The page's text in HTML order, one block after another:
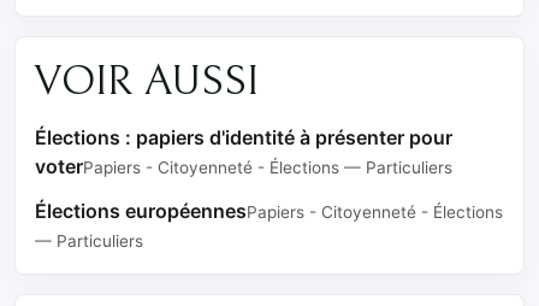
VOIR AUSSI
Élections : papiers d'identité à présenter pour
voterPapiers - Citoyenneté - Élections — Particuliers
Élections européennesPapiers - Citoyenneté - Élections
— Particuliers